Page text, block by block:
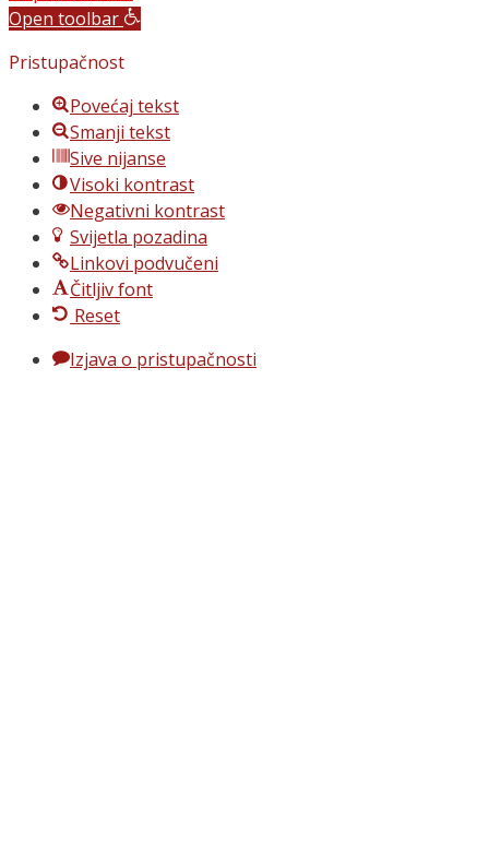
Open toolbar
Pristupačnost
Povećaj tekst
Smanji tekst
Sive nijanse
Visoki kontrast
Negativni kontrast
Svijetla pozadina
Linkovi podvučeni
Čitljiv font
Reset
Izjava o pristupačnosti